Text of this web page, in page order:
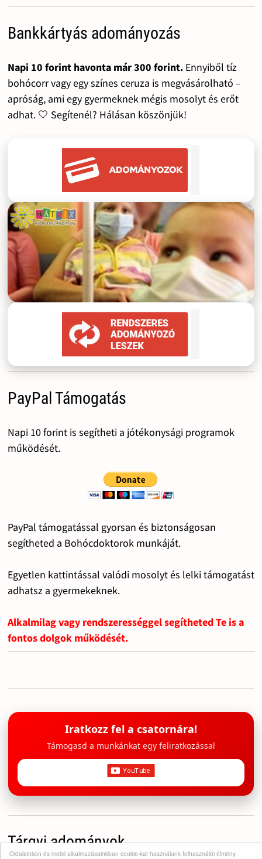
Oldalainkon és mobil alkalmazásainkban cookie-kat használunk felhasználói élmény
Bankkártyás adományozás
Napi 10 forint havonta már 300 forint.Ennyiből tíz
bohócorr vagy egy színes ceruza is megvásárolható –
apróság, ami egy gyermeknek mégis mosolyt és erőt
adhat. 🤍 Segítenél? Hálásan köszönjük!
PayPal Támogatás
Napi 10 forint is segítheti a jótékonysági programok
működését.
PayPal támogatással gyorsan és biztonságosan
segítheted a Bohócdoktorok munkáját.
Egyetlen kattintással valódi mosolyt és lelki támogatást
adhatsz a gyermekeknek.
Alkalmilag vagy rendszerességgel segítheted Te is a
fontos dolgok működését.
Iratkozz fel a csatornára!
Támogasd a munkánkat egy feliratkozással
Tárgyi adományok